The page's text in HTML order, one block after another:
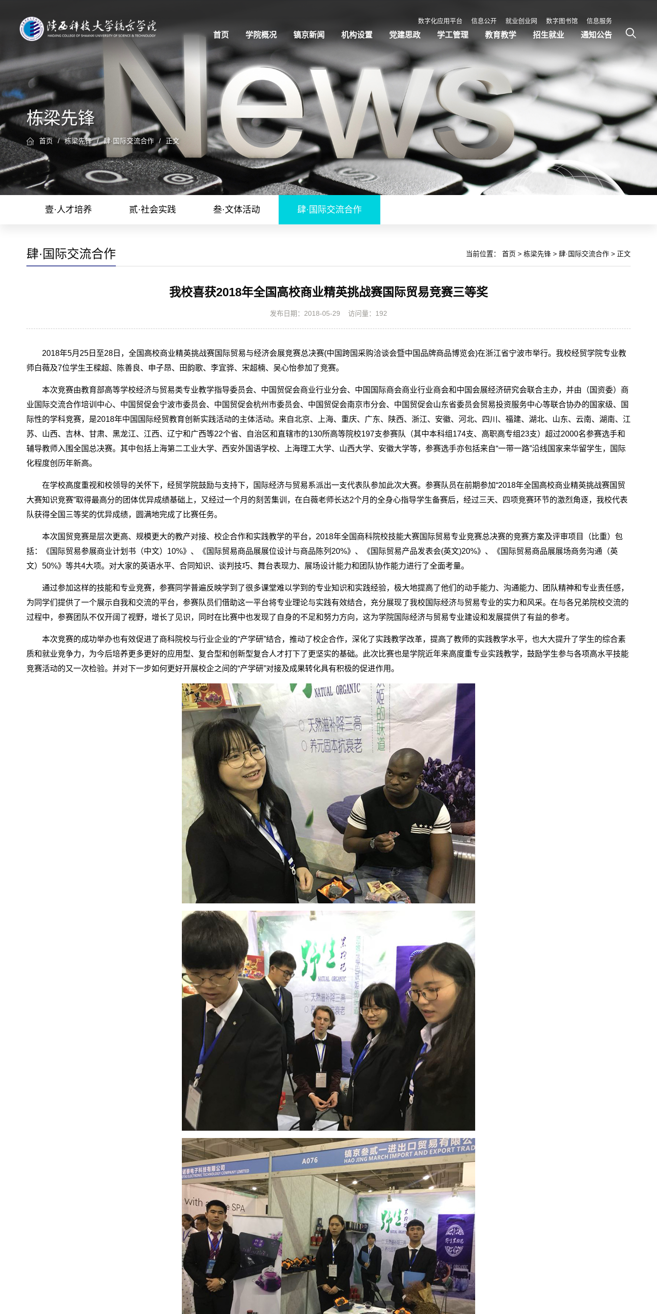
数字化应用平台 信息公开 就业创业网 数字图书馆 信息服务
首页 学院概况 镐京新闻 机构设置 党建思政 学工管理 教育教学 招生就业 通知公告
栋梁先锋
首页 / 栋梁先锋 / 肆·国际交流合作 / 正文
壹·人才培养 贰·社会实践 叁·文体活动 肆·国际交流合作
肆·国际交流合作 当前位置：首页 >栋梁先锋 >肆·国际交流合作 > 正文
我校喜获2018年全国高校商业精英挑战赛国际贸易竞赛三等奖
发布日期：2018-05-29 访问量： 192
2018年5月25日至28日，全国高校商业精英挑战赛国际贸易与经济会展竞赛总决赛(中国跨国采购洽谈会暨中国品牌商品博览会)在浙江省宁波市举行。我校经贸学院专业教
师白薇及7位学生王樑超、陈善良、申子昂、田韵歌、李宜骅、宋超楠、吴心怡参加了竞赛。
本次竞赛由教育部高等学校经济与贸易类专业教学指导委员会、中国贸促会商业行业分会、中国国际商会商业行业商会和中国会展经济研究会联合主办，并由（国资委）商
业国际交流合作培训中心、中国贸促会宁波市委员会、中国贸促会杭州市委员会、中国贸促会南京市分会、中国贸促会山东省委员会贸易投资服务中心等联合协办的国家级、国
际性的学科竞赛，是2018年中国国际经贸教育创新实践活动的主体活动。来自北京、上海、重庆、广东、陕西、浙江、安徽、河北、四川、福建、湖北、山东、云南、湖南、江
苏、山西、吉林、甘肃、黑龙江、江西、辽宁和广西等22个省、自治区和直辖市的130所高等院校197支参赛队（其中本科组174支、高职高专组23支）超过2000名参赛选手和
辅导教师入围全国总决赛。其中包括上海第二工业大学、西安外国语学校、上海理工大学、山西大学、安徽大学等，参赛选手亦包括来自“一带一路”沿线国家来华留学生，国际
化程度创历年新高。
在学校高度重视和校领导的关怀下，经贸学院鼓励与支持下，国际经济与贸易系派出一支代表队参加此次大赛。参赛队员在前期参加“2018年全国高校商业精英挑战赛国贸
大赛知识竞赛”取得最高分的团体优异成绩基础上，又经过一个月的刻苦集训，在白薇老师长达2个月的全身心指导学生备赛后，经过三天、四项竞赛环节的激烈角逐，我校代表
队获得全国三等奖的优异成绩，圆满地完成了比赛任务。
本次国贸竞赛是层次更高、规模更大的教产对接、校企合作和实践教学的平台，2018年全国商科院校技能大赛国际贸易专业竞赛总决赛的竞赛方案及评审项目（比重）包
括：《国际贸易参展商业计划书（中文）10%》、《国际贸易商品展展位设计与商品陈列20%》、《国际贸易产品发表会(英文)20%》、《国际贸易商品展展场商务沟通（英
文）50%》等共4大项。对大家的英语水平、合同知识、谈判技巧、舞台表现力、展场设计能力和团队协作能力进行了全面考量。
通过参加这样的技能和专业竞赛，参赛同学普遍反映学到了很多课堂难以学到的专业知识和实践经验，极大地提高了他们的动手能力、沟通能力、团队精神和专业责任感，
为同学们提供了一个展示自我和交流的平台，参赛队员们借助这一平台将专业理论与实践有效结合，充分展现了我校国际经济与贸易专业的实力和风采。在与各兄弟院校交流的
过程中，参赛团队不仅开阔了视野，增长了见识，同时在比赛中也发现了自身的不足和努力方向，这为学院国际经济与贸易专业建设和发展提供了有益的参考。
本次竞赛的成功举办也有效促进了商科院校与行业企业的“产学研”结合，推动了校企合作，深化了实践教学改革，提高了教师的实践教学水平，也大大提升了学生的综合素
质和就业竞争力，为今后培养更多更好的应用型、复合型和创新型复合人才打下了更坚实的基础。此次比赛也是学院近年来高度重专业实践教学，鼓励学生参与各项高水平技能
竞赛活动的又一次检验。并对下一步如何更好开展校企之间的“产学研”对接及成果转化具有积极的促进作用。